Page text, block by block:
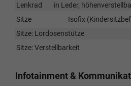
Lenkrad
in Leder,
Sitze
Isofix
Sitze: Lordosenstütze
Sitze: Verstellbarkeit
Infotainment &